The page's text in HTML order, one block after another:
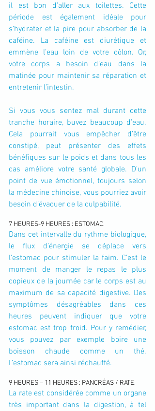
il est bon d’aller aux toilettes. Cette
période est également idéale pour
s’hydrater et la pire pour absorber de la
caféine. La caféine est diurétique et
emmène l’eau loin de votre côlon. Or,
votre corps a besoin d’eau dans la
matinée pour maintenir sa réparation et
entretenir l’intestin.
Si vous vous sentez mal durant cette
tranche horaire, buvez beaucoup d’eau.
Cela pourrait vous empêcher d’être
constipé, peut présenter des effets
bénéfiques sur le poids et dans tous les
cas améliore votre santé globale. D’un
point de vue émotionnel, toujours selon
la médecine chinoise, vous pourriez avoir
besoin d’évacuer de la culpabilité.
7 HEURES-9 HEURES : ESTOMAC.
Dans cet intervalle du rythme biologique,
le flux d’énergie se déplace vers
l’estomac pour stimuler la faim. C’est le
moment de manger le repas le plus
copieux de la journée car le corps est au
maximum de sa capacité digestive. Des
symptômes désagréables dans ces
heures peuvent indiquer que votre
estomac est trop froid. Pour y remédier,
vous pouvez par exemple boire une
boisson chaude comme un thé.
L’estomac sera ainsi réchauffé.
9 HEURES – 11 HEURES : PANCRÉAS / RATE.
La rate est considérée comme un organe
très important dans la digestion, à tel